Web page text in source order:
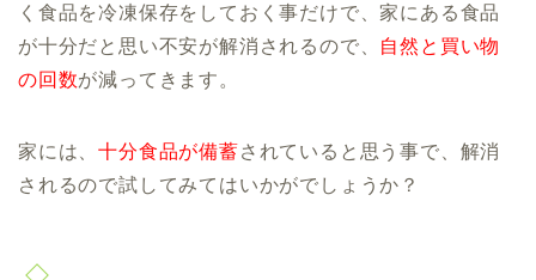
く食品を冷凍保存をしておく事だけで、家にある食品
が十分だと思い不安が解消されるので、 自然と買い物
の回数が減ってきます。
家には、十分食品が備蓄されていると思う事で、解消
されるので試してみてはいかがでしょうか？